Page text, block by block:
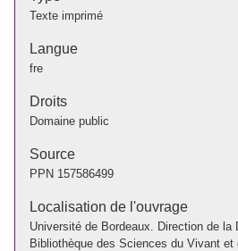
Texte imprimé
Langue
fre
Droits
Domaine public
Source
PPN 157586499
Localisation de l'ouvrage
Université de Bordeaux. Direction de la
Bibliothèque des Sciences du Vivant et